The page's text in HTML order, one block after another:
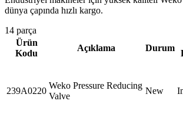
dünya çapında hızlı kargo.
14 parça
Ürün
Kodu
Açıklama Durum
239A0220
Weko Pressure Reducing
Valve
New